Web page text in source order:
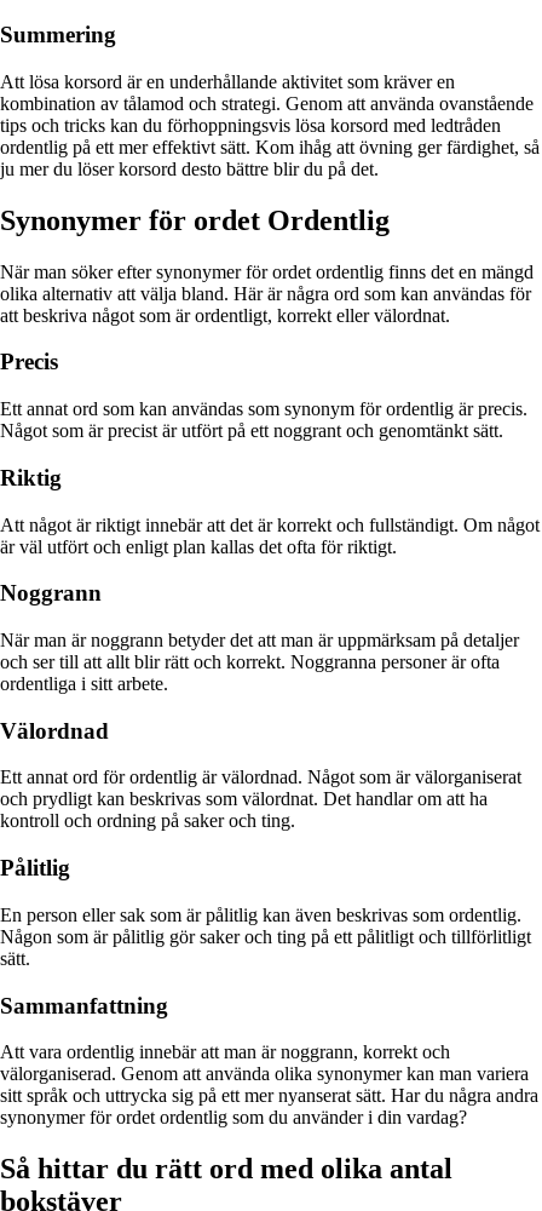
Summering
Att lösa korsord är en underhållande aktivitet som kräver en
kombination av tålamod och strategi. Genom att använda ovanstående
tips och tricks kan du förhoppningsvis lösa korsord med ledtråden
ordentlig på ett mer effektivt sätt. Kom ihåg att övning ger färdighet, så
ju mer du löser korsord desto bättre blir du på det.
Synonymer för ordet Ordentlig
När man söker efter synonymer för ordet ordentlig finns det en mängd
olika alternativ att välja bland. Här är några ord som kan användas för
att beskriva något som är ordentligt, korrekt eller välordnat.
Precis
Ett annat ord som kan användas som synonym för ordentlig är precis.
Något som är precist är utfört på ett noggrant och genomtänkt sätt.
Riktig
Att något är riktigt innebär att det är korrekt och fullständigt. Om något
är väl utfört och enligt plan kallas det ofta för riktigt.
Noggrann
När man är noggrann betyder det att man är uppmärksam på detaljer
och ser till att allt blir rätt och korrekt. Noggranna personer är ofta
ordentliga i sitt arbete.
Välordnad
Ett annat ord för ordentlig är välordnad. Något som är välorganiserat
och prydligt kan beskrivas som välordnat. Det handlar om att ha
kontroll och ordning på saker och ting.
Pålitlig
En person eller sak som är pålitlig kan även beskrivas som ordentlig.
Någon som är pålitlig gör saker och ting på ett pålitligt och tillförlitligt
sätt.
Sammanfattning
Att vara ordentlig innebär att man är noggrann, korrekt och
välorganiserad. Genom att använda olika synonymer kan man variera
sitt språk och uttrycka sig på ett mer nyanserat sätt. Har du några andra
synonymer för ordet ordentlig som du använder i din vardag?
Så hittar du rätt ord med olika antal
bokstäver